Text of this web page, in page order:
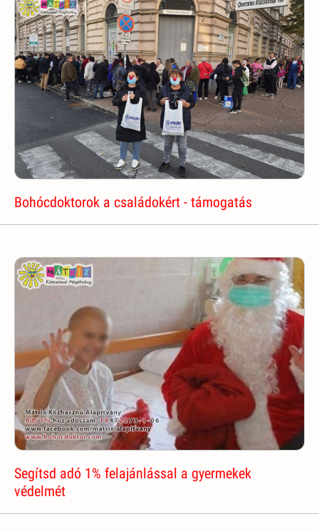
Bohócdoktorok a családokért - támogatás
Segítsd adó 1% felajánlással a gyermekek
védelmét